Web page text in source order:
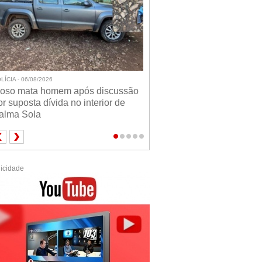
- 06/08/2026
mata homem após discussão
suposta dívida no interior de
Sola